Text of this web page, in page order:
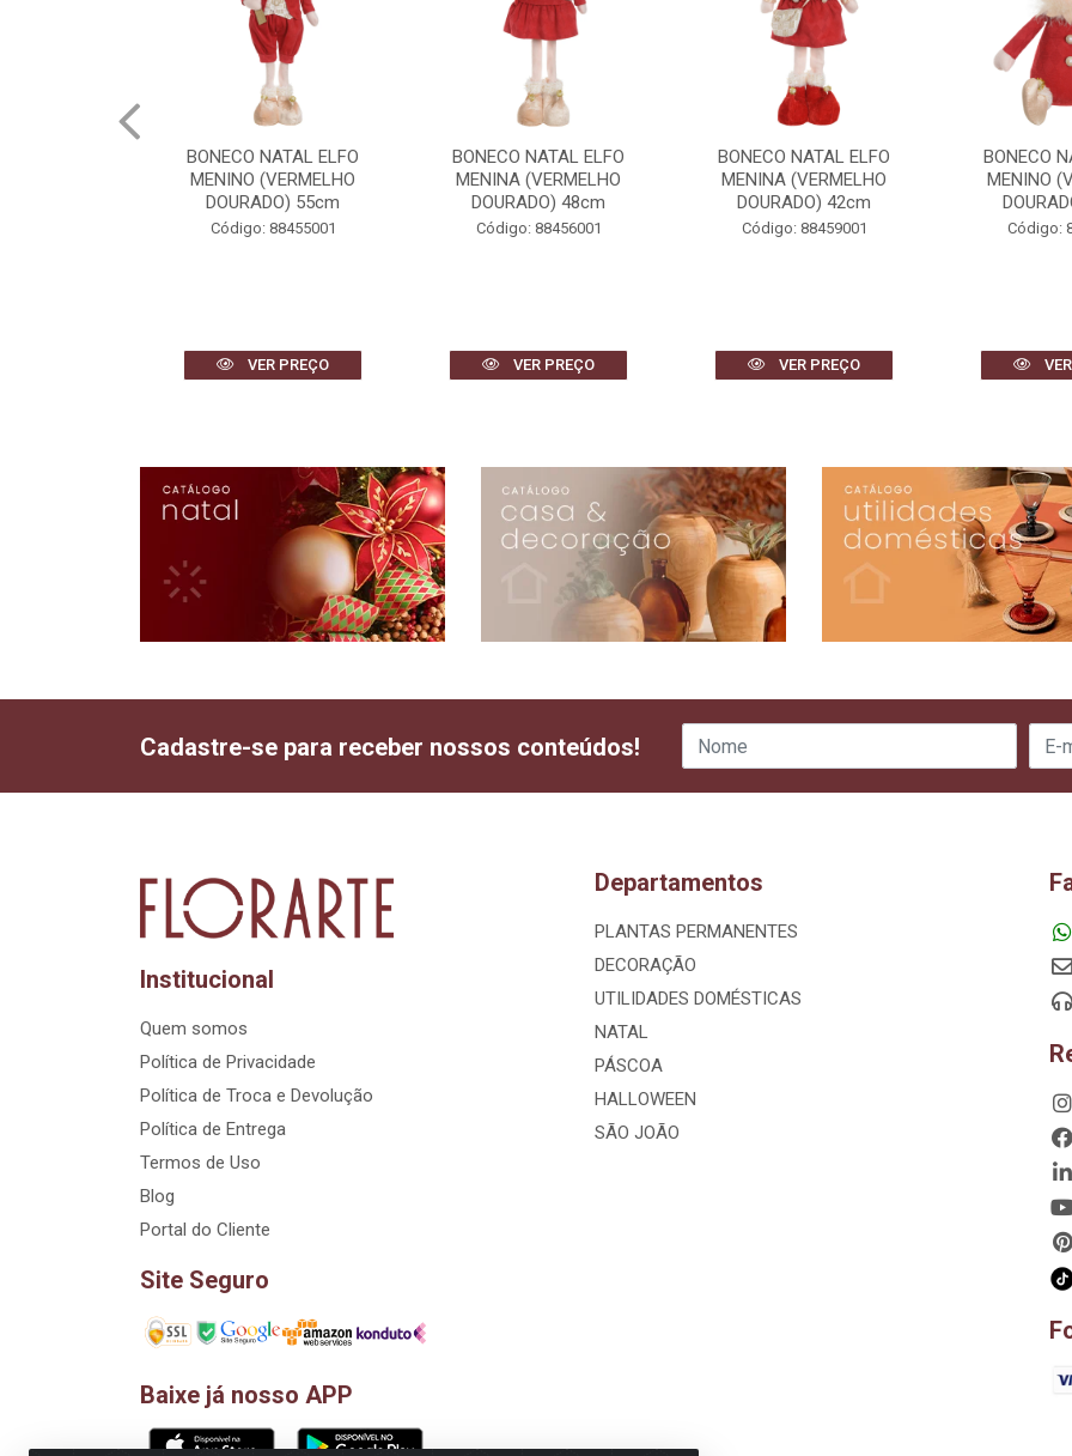
BONECO NATAL ELFO
MENINA (VERMELHO
DOURADO) 48cm
Código: 88456001
VER PREÇO
BONECO NATAL ELFO
MENINA (VERMELHO
DOURADO) 42cm
Código: 88459001
VER PREÇO
BONECO NATAL ELFO
MENINO (VERMELHO
DOURADO) 30cm
Código: 88476001
VER PREÇO
BONECO
MENINA
Código:
Cadastre-se para receber nossos conteúdos!
Institucional
Quem somos
Política de Privacidade
Política de Troca e Devolução
Política de Entrega
Termos de Uso
Blog
Portal do Cliente
Site Seguro
Baixe já nosso APP
Departamentos
PLANTAS PERMANENTES
DECORAÇÃO
UTILIDADES DOMÉSTICAS
NATAL
PÁSCOA
HALLOWEEN
SÃO JOÃO